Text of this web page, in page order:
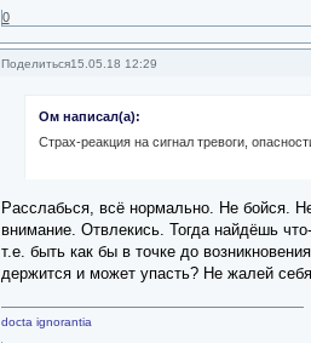
0
Поделиться15.05.18 12:29
Ом написал(а):
Страх-реакция на сигнал тревоги,
Расслабься, всё нормально. Не бойся.
внимание. Отвлекись. Тогда найдёшь
т.е. быть как бы в точке до
держится и может упасть? Не жалей
docta ignorantia